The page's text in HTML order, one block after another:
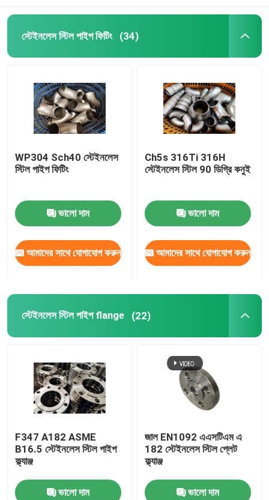
স্টেইনলেস স্টিল পাইপ ফিটিং (34)
WP304 Sch40 স্টেইনলেস
স্টিল পাইপ ফিটিং
ভালো দাম
আমাদের সাথে যোগাযোগ করুন
Ch5s 316Ti 316H
স্টেইনলেস স্টিল 90 ডিগ্রি কনুই
ভালো দাম
আমাদের সাথে যোগাযোগ করুন
স্টেইনলেস স্টিল পাইপ flange (22)
F347 A182 ASME
B16.5 স্টেইনলেস স্টিল পাইপ
ফ্ল্যাঞ্জ
ভালো দাম
জাল EN1092 এএসটিএম এ
182 স্টেইনলেস স্টিল প্লেট
ফ্ল্যাঞ্জ
ভালো দাম